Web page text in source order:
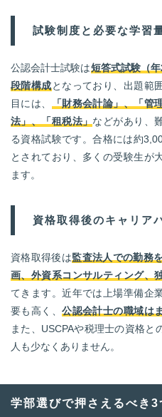
試験制度と必要な学習
公認会計士試験は短答式試験（
段階構成となっており、出題範
目には、 「財務会計論」、「管
法」、「租税法」などがあり、
る資格試験です。合格には約
とされており、多くの受験生が
ます。
資格取得後のキャリア
資格取得後は監査法人での勤務
画、外資系コンサルティング、
てきます。近年では上場準備企
要も高く、公認会計士の職域は
また、USCPAや税理士の資格と
人も少なくありません。
学部選びで押さえるべき3